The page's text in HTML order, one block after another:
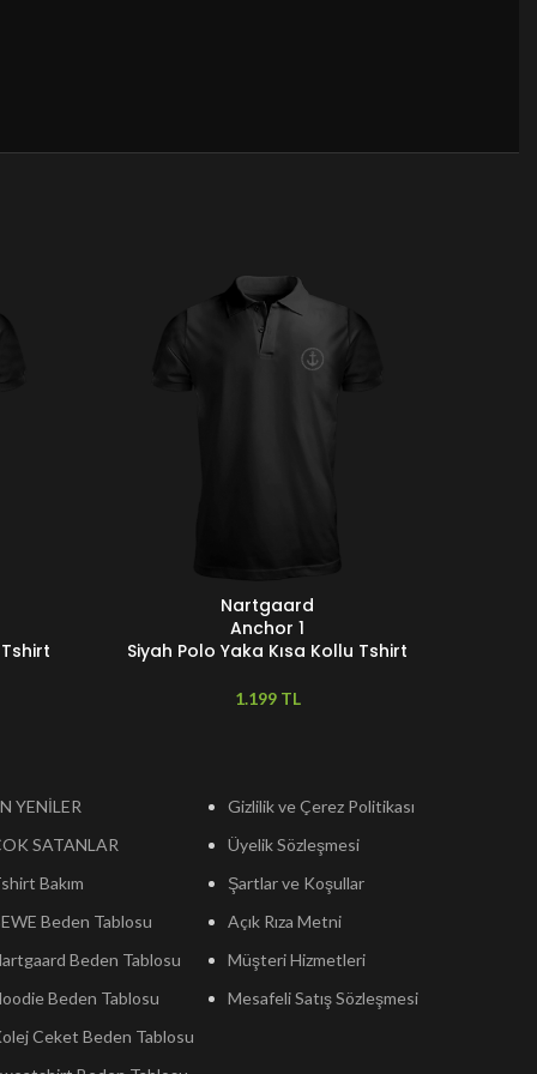
Nartgaard
Anchor 1
Siyah Polo Yaka Kısa Kollu Tshirt
TL
YENİLER
SATANLAR
Bakım
Beden Tablosu
Beden Tablosu
Beden Tablosu
Ceket Beden Tablosu
Gizlilik ve Çerez Politikası
Üyelik Sözleşmesi
Şartlar ve Koşullar
Açık Rıza Metni
Müşteri Hizmetleri
Mesafeli Satış Sözleşmesi